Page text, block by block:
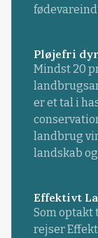
Pløjefri
Mindst 20
er et tal i
landbrug
landskab
Effektivt
Som
rejser